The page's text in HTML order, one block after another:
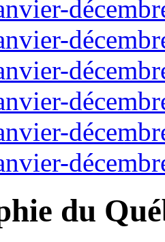
du